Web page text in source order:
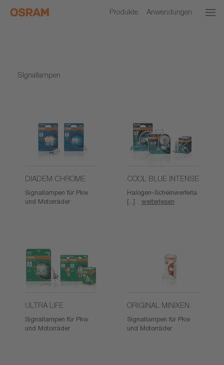
Produkte Anwendungen
Signallampen
DIADEM CHROME
Signallampen für Pkw
und Motorräder
COOL BLUE INTENSE
Halogen-Scheinwerferla
[...]
weiterlesen
ULTRA LIFE
Signallampen für Pkw
und Motorräder
ORIGINAL MINIXEN
Signallampen für Pkw
und Motorräder